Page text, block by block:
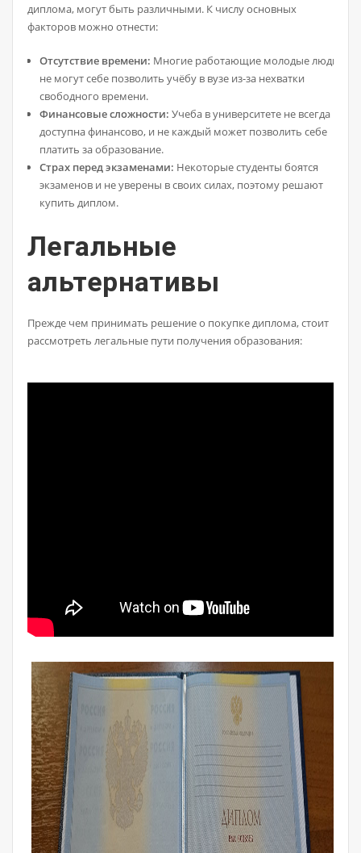
диплома, могут быть различными. К числу основных
факторов можно отнести:
Отсутствие времени: Многие работающие молодые люди
не могут себе позволить учёбу в вузе из-за нехватки
свободного времени.
Финансовые сложности: Учеба в университете не всегда
доступна финансово, и не каждый может позволить себе
платить за образование.
Страх перед экзаменами: Некоторые студенты боятся
экзаменов и не уверены в своих силах, поэтому решают
купить диплом.
Легальные
альтернативы
Прежде чем принимать решение о покупке диплома, стоит
рассмотреть легальные пути получения образования: